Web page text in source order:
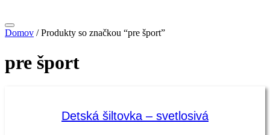
Domov / Produkty so značkou “pre šport”
pre šport
Detská šiltovka – svetlosivá